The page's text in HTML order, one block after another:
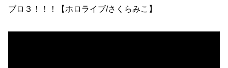
ブロ３！！！【ホロライブ/さくらみこ】